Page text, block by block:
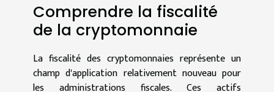
Comprendre la fiscalité
de la cryptomonnaie
La fiscalité des cryptomonnaies représente un
champ d'application relativement nouveau pour
les administrations fiscales. Ces actifs